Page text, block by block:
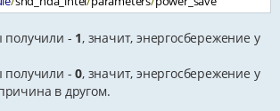
получили - 1, значит, энергосбережение у
получили -0, значит, энергосбережение у
в другом.